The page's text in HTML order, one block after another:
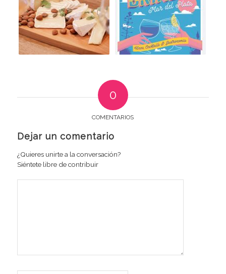
0
COMENTARIOS
Dejar un comentario
¿Quieres unirte a la conversación?
Siéntete libre de contribuir